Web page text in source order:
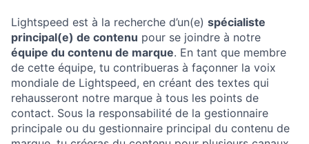
Lightspeed est à la recherche d’un(e) spécialiste
principal(e) de contenu pour se joindre à notre
équipe du contenu de marque. En tant que membre
de cette équipe, tu contribueras à façonner la voix
mondiale de Lightspeed, en créant des textes qui
rehausseront notre marque à tous les points de
contact. Sous la responsabilité de la gestionnaire
principale ou du gestionnaire principal du contenu de